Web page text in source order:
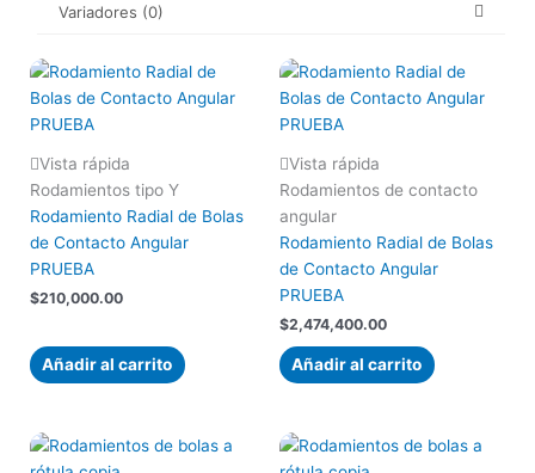
Variadores (0)
Vista rápida
Rodamientos tipo Y
Rodamiento Radial de Bolas
de Contacto Angular
PRUEBA
$210,000.00
Añadir al carrito
Vista rápida
Rodamientos de contacto
angular
Rodamiento Radial de Bolas
de Contacto Angular
PRUEBA
$2,474,400.00
Añadir al carrito